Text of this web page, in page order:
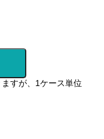
すが、1ケース単位